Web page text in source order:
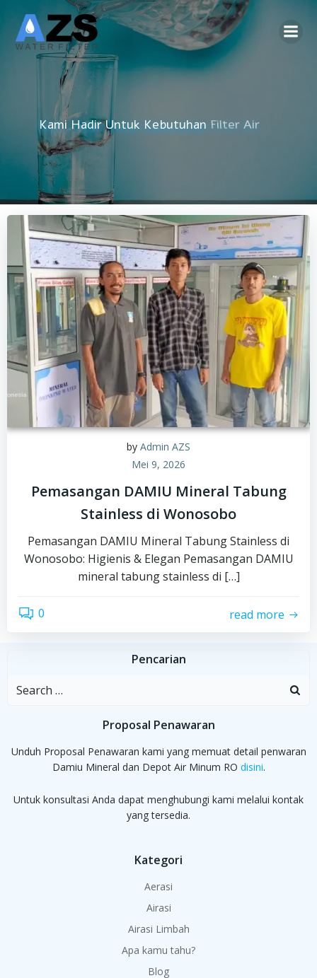
Skip
to
content
Kami Hadir Untuk Kebutuhan Reverse Osmosis
by Admin AZS
Mei 9, 2026
Pemasangan DAMIU Mineral Tabung
Stainless di Wonosobo
Pemasangan DAMIU Mineral Tabung Stainless di
Wonosobo: Higienis & Elegan Pemasangan DAMIU
mineral tabung stainless di […]
0 read more
Pencarian
Search
Proposal Penawaran
Unduh Proposal Penawaran kami yang memuat detail penwaran
Damiu Mineral dan Depot Air Minum RO disini.
Untuk konsultasi Anda dapat menghubungi kami melalui kontak
yang tersedia.
Kategori
Aerasi
Airasi
Airasi Limbah
Apa kamu tahu?
Blog